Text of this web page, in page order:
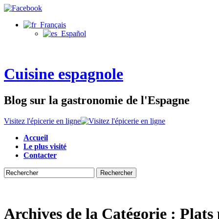
Français
Español
Cuisine espagnole
Blog sur la gastronomie de l'Espagne
Visitez l'épicerie en ligne
Accueil
Le plus visité
Contacter
Rechercher
Archives de la Catégorie : Plats